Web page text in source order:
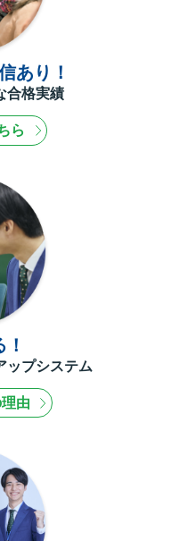
あり！
合格実績
ら
ップシステム
由